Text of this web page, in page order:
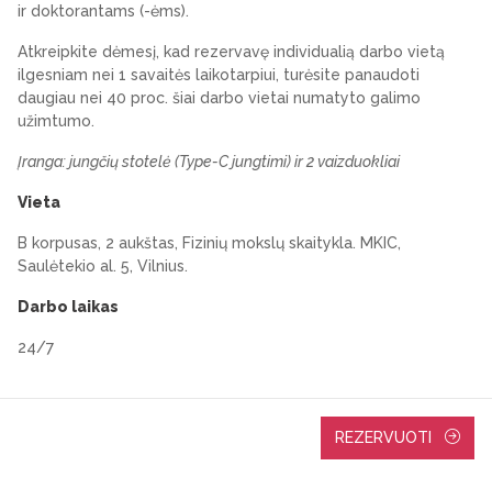
ir doktorantams (-ėms).
Atkreipkite dėmesį, kad rezervavę individualią darbo vietą
ilgesniam nei 1 savaitės laikotarpiui, turėsite panaudoti
daugiau nei 40 proc. šiai darbo vietai numatyto galimo
užimtumo.
Įranga: jungčių stotelė (Type-C jungtimi) ir 2 vaizduokliai
Vieta
B korpusas, 2 aukštas, Fizinių mokslų skaitykla. MKIC,
Saulėtekio al. 5, Vilnius.
Darbo laikas
24/7
REZERVUOTI